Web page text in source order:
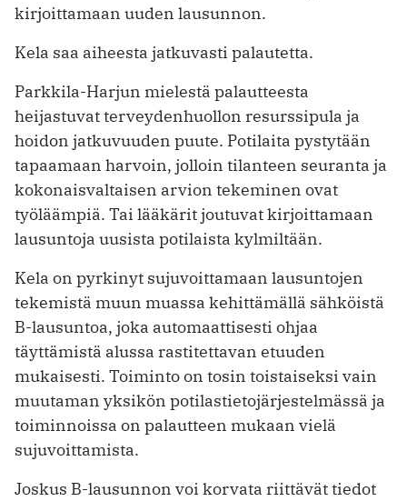
kirjoittamaan uuden lausunnon.
Kela saa aiheesta jatkuvasti palautetta.
Parkkila-Harjun mielestä palautteesta
heijastuvat terveydenhuollon resurssipula ja
hoidon jatkuvuuden puute. Potilaita pystytään
tapaamaan harvoin, jolloin tilanteen seuranta ja
kokonaisvaltaisen arvion tekeminen ovat
työläämpiä. Tai lääkärit joutuvat kirjoittamaan
lausuntoja uusista potilaista kylmiltään.
Kela on pyrkinyt sujuvoittamaan lausuntojen
tekemistä muun muassa kehittämällä sähköistä
B-lausuntoa, joka automaattisesti ohjaa
täyttämistä alussa rastitettavan etuuden
mukaisesti. Toiminto on tosin toistaiseksi vain
muutaman yksikön potilastietojärjestelmässä ja
toiminnoissa on palautteen mukaan vielä
sujuvoittamista.
Joskus B-lausunnon voi korvata riittävät tiedot